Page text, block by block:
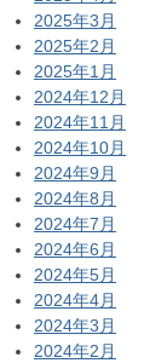
2025年3月
2025年2月
2025年1月
2024年12月
2024年11月
2024年10月
2024年9月
2024年8月
2024年7月
2024年6月
2024年5月
2024年4月
2024年3月
2024年2月